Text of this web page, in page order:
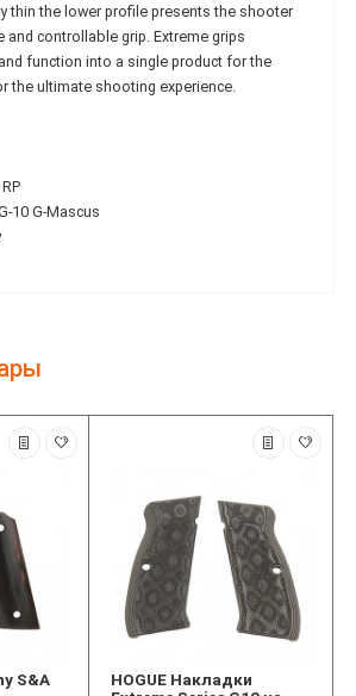
thin the lower profile presents the shooter
controllable grip. Extreme grips
function into a single product for the
the ultimate shooting experience.
10 G-Mascus
S&A
HOGUE Накладки